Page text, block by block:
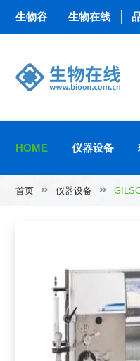
生物谷 生物在线
HOME 仪器设备
首页 仪器设备